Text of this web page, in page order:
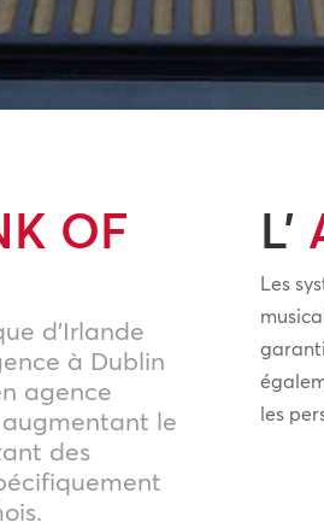
OF
d’Irlande
à Dublin
agence
le
des
L’
Les
les